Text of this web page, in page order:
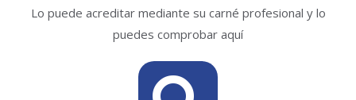
Lo puede acreditar mediante su carné profesional y lo
puedes comprobar aquí